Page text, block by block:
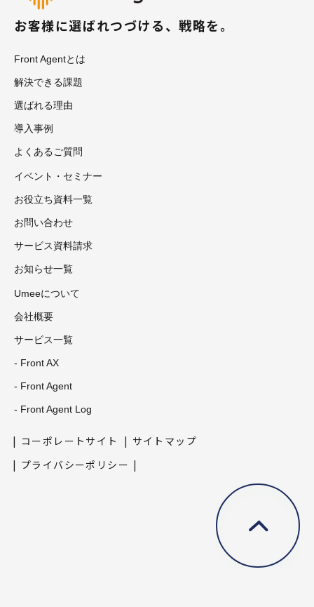
お客様に選ばれつづける、戦略を。
Front Agentとは
解決できる課題
選ばれる理由
導入事例
よくあるご質問
イベント・セミナー
お役立ち資料一覧
お問い合わせ
サービス資料請求
お知らせ一覧
Umeeについて
会社概要
サービス一覧
- Front AX
- Front Agent
- Front Agent Log
コーポレートサイト
サイトマップ
プライバシーポリシー